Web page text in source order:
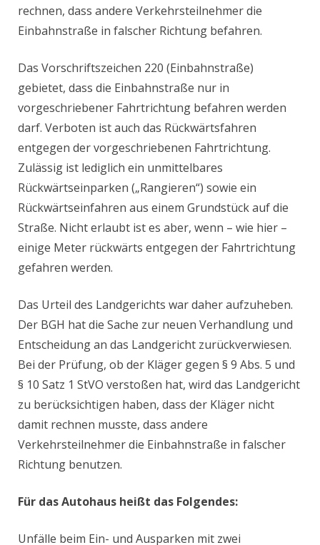
rechnen, dass andere Verkehrsteilnehmer die
Einbahnstraße in falscher Richtung befahren.
Das Vorschriftszeichen 220 (Einbahnstraße)
gebietet, dass die Einbahnstraße nur in
vorgeschriebener Fahrtrichtung befahren werden
darf. Verboten ist auch das Rückwärtsfahren
entgegen der vorgeschriebenen Fahrtrichtung.
Zulässig ist lediglich ein unmittelbares
Rückwärtseinparken („Rangieren“) sowie ein
Rückwärtseinfahren aus einem Grundstück auf die
Straße. Nicht erlaubt ist es aber, wenn – wie hier –
einige Meter rückwärts entgegen der Fahrtrichtung
gefahren werden.
Das Urteil des Landgerichts war daher aufzuheben.
Der BGH hat die Sache zur neuen Verhandlung und
Entscheidung an das Landgericht zurückverwiesen.
Bei der Prüfung, ob der Kläger gegen § 9 Abs. 5 und
§ 10 Satz 1 StVO verstoßen hat, wird das Landgericht
zu berücksichtigen haben, dass der Kläger nicht
damit rechnen musste, dass andere
Verkehrsteilnehmer die Einbahnstraße in falscher
Richtung benutzen.
Für das Autohaus heißt das Folgendes:
Unfälle beim Ein- und Ausparken mit zwei